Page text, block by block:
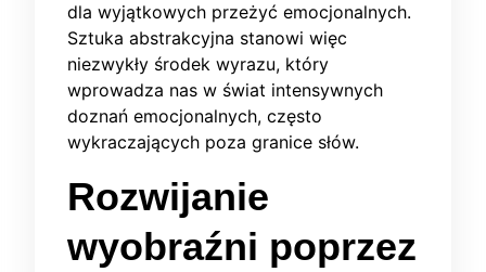
dla wyjątkowych przeżyć emocjonalnych.
Sztuka abstrakcyjna stanowi więc
niezwykły środek wyrazu, który
wprowadza nas w świat intensywnych
doznań emocjonalnych, często
wykraczających poza granice słów.
Rozwijanie
wyobraźni poprzez